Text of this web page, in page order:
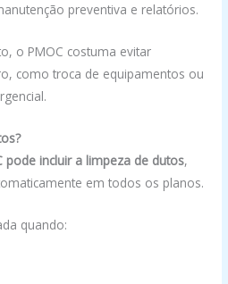
preventiva e relatórios.
o PMOC costuma evitar
como troca de equipamentos ou
pode incluir a limpeza de dutos,
em todos os planos.
quando: